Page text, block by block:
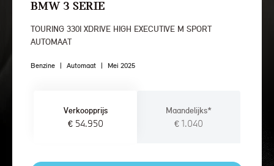
BMW 3 SERIE
TOURING 330I XDRIVE HIGH EXECUTIVE M SPORT
AUTOMAAT
Benzine | Automaat | Mei 2025
Verkoopprijs
€ 54.950
Maandelijks*
€ 1.040